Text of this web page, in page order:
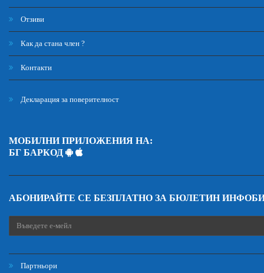
Отзиви
Как да стана член ?
Контакти
Декларация за поверителност
МОБИЛНИ ПРИЛОЖЕНИЯ НА:
БГ БАРКОД
АБОНИРАЙТЕ СЕ БЕЗПЛАТНО ЗА БЮЛЕТИН
Партньори